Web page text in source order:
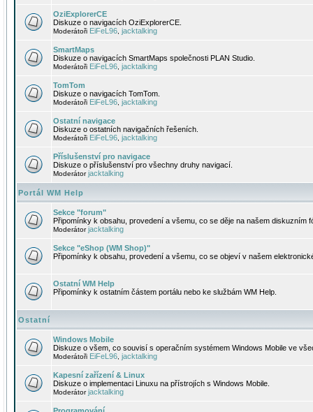
OziExplorerCE
Diskuze o navigacích OziExplorerCE.
Moderátoři EiFeL96 jacktalking
SmartMaps
Diskuze o navigacích SmartMaps společnosti PLAN Studio.
Moderátoři EiFeL96 jacktalking
TomTom
Diskuze o navigacích TomTom.
Moderátoři EiFeL96 jacktalking
Ostatní navigace
Diskuze o ostatních navigačních řešeních.
Moderátoři EiFeL96 jacktalking
Příslušenství pro navigace
Diskuze o příslušenství pro všechny druhy navigací.
Moderátorjacktalking
Portál WM Help
Sekce "forum"
Připomínky k obsahu, provedení a všemu, co se děje na našem diskuzním
Moderátorjacktalking
Sekce "eShop (WM Shop)"
Připomínky k obsahu, provedení a všemu, co se objeví v našem
Ostatní WM Help
Připomínky k ostatním částem portálu nebo ke službám WM Help.
Ostatní
Windows Mobile
Diskuze o všem, co souvisí s operačním systémem Windows Mobile ve
Moderátoři EiFeL96 jacktalking
Kapesní zařízení & Linux
Diskuze o implementaci Linuxu na přístrojích s Windows Mobile.
Moderátorjacktalking